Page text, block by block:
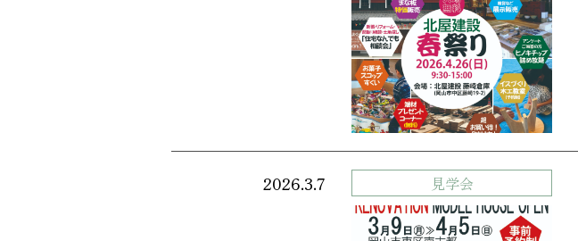
2026.3.7 見学会